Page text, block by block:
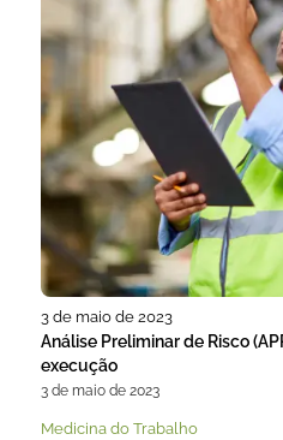
3 de maio de 2023
Análise Preliminar de Risco
execução
3 de maio de 2023
Medicina do Trabalho